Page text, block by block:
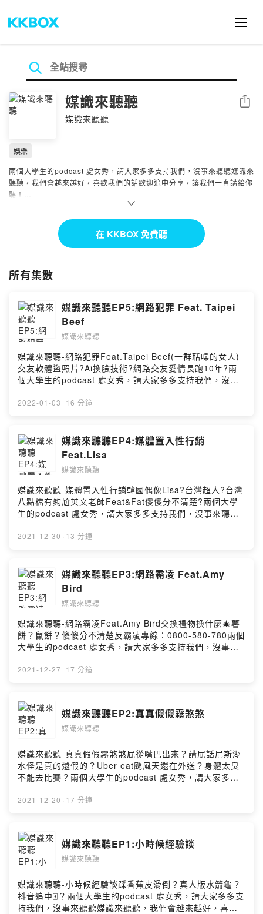
媒識來聽聽
媒識來聽聽
分享
娛樂
兩個大學生的podcast 處女秀，請大家多多支持我們，沒事來聽聽媒識來
聽聽，我們會越來越好，喜歡我們的話歡迎追中分享，讓我們一直講給你
聽！
Powered by Firstory Hosting
在 KKBOX 免費聽
所有集數
媒識來聽聽EP5:網路犯罪 Feat. Taipei
Beef
媒識來聽聽
媒識來聽聽-網路犯罪Feat.Taipei Beef(一群聒噪的女人)
交友軟體盜照片?Ai換臉技術?網路交友愛情長跑10年?兩
個大學生的podcast 處女秀，請大家多多支持我們，沒事
追中分享，讓我們一直講給你聽！Powered by Firstory
2022-01-03 · 16 分鐘
媒識來聽聽EP4:媒體置入性行銷
Feat.Lisa
媒識來聽聽
媒識來聽聽-媒體置入性行銷韓國偶像Lisa?台灣超人?台灣
八點檔有夠尬英文老師Feat&Fat傻傻分不清楚?兩個大學
生的podcast 處女秀，請大家多多支持我們，沒事來聽聽
享，讓我們一直講給你聽！Powered by Firstory Hosting
2021-12-30 · 13 分鐘
媒識來聽聽EP3:網路霸凌 Feat.Amy
Bird
媒識來聽聽
媒識來聽聽-網路霸凌Feat.Amy Bird交換禮物換什麼🎄薯
餅？鼠餅？傻傻分不清楚反霸凌專線：0800-580-780兩個
大學生的podcast 處女秀，請大家多多支持我們，沒事來
中分享，讓我們一直講給你聽！Powered by Firstory
2021-12-27 · 17 分鐘
媒識來聽聽EP2:真真假假霧煞煞
媒識來聽聽
媒識來聽聽-真真假假霧煞煞屁從嘴巴出來？講屁話尼斯湖
水怪是真的還假的？Uber eat颱風天還在外送？身體太臭
不能去比賽？兩個大學生的podcast 處女秀，請大家多多
歡我們的話歡迎追中分享，讓我們一直講給你聽！
2021-12-20 · 17 分鐘
媒識來聽聽EP1:小時候經驗談
媒識來聽聽
媒識來聽聽-小時候經驗談踩香蕉皮滑倒？真人版水箭龜？
抖音追中🀄️？兩個大學生的podcast 處女秀，請大家多多支
持我們，沒事來聽聽媒識來聽聽，我們會越來越好，喜歡